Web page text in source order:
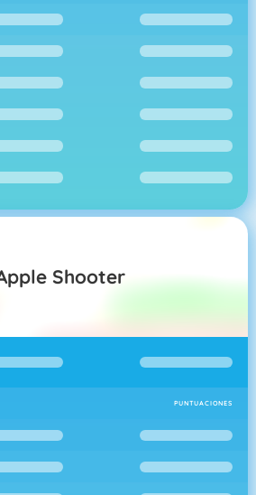
Apple Shooter
PUNTUACIONES